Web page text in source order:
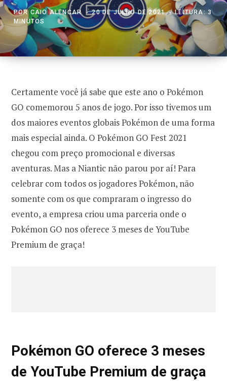
POR CAIO ALENCAR 20 DE JULHO DE 2021
LEITURA: 3
MINUTOS
Certamente você já sabe que este ano o Pokémon
GO comemorou 5 anos de jogo. Por isso tivemos um
dos maiores eventos globais Pokémon de uma forma
mais especial ainda. O Pokémon GO Fest 2021
chegou com preço promocional e diversas
aventuras. Mas a Niantic não parou por aí! Para
celebrar com todos os jogadores Pokémon, não
somente com os que compraram o ingresso do
evento, a empresa criou uma parceria onde o
Pokémon GO nos oferece 3 meses de YouTube
Premium de graça!
Pokémon GO oferece 3 meses
de YouTube Premium de graça